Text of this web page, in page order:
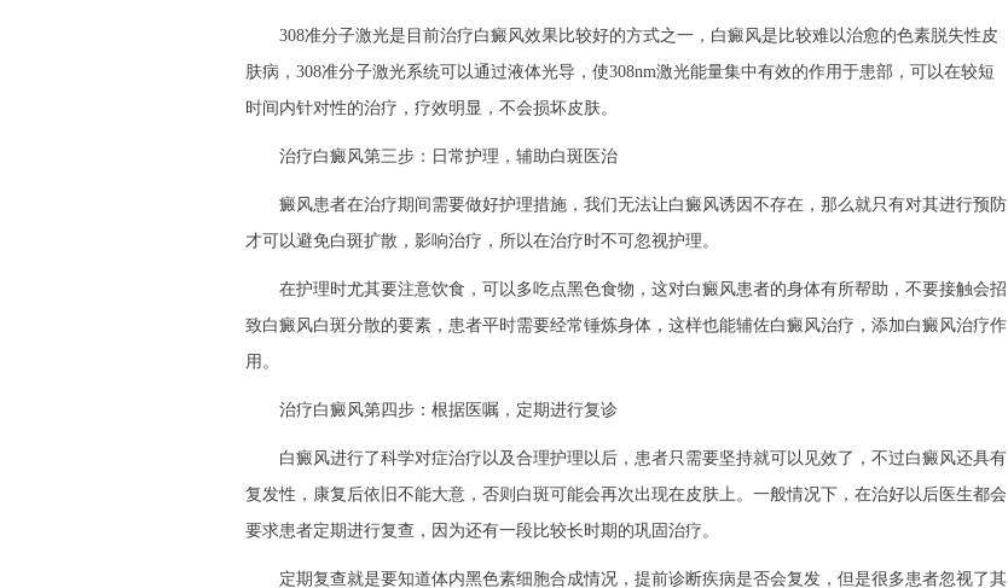
308准分子激光是目前治疗白癜风效果比较好的方式之一，白癜风是比较难以治愈的色素脱失性皮
肤病，308准分子激光系统可以通过液体光导，使308nm激光能量集中有效的作用于患部，可以在较短
时间内针对性的治疗，疗效明显，不会损坏皮肤。
治疗白癜风第三步：日常护理，辅助白斑医治
癜风患者在治疗期间需要做好护理措施，我们无法让白癜风诱因不存在，那么就只有对其进行预防
才可以避免白斑扩散，影响治疗，所以在治疗时不可忽视护理。
在护理时尤其要注意饮食，可以多吃点黑色食物，这对白癜风患者的身体有所帮助，不要接触会招
致白癜风白斑分散的要素，患者平时需要经常锤炼身体，这样也能辅佐白癜风治疗，添加白癜风治疗作
用。
治疗白癜风第四步：根据医嘱，定期进行复诊
白癜风进行了科学对症治疗以及合理护理以后，患者只需要坚持就可以见效了，不过白癜风还具有
复发性，康复后依旧不能大意，否则白斑可能会再次出现在皮肤上。一般情况下，在治好以后医生都会
要求患者定期进行复查，因为还有一段比较长时期的巩固治疗。
定期复查就是要知道体内黑色素细胞合成情况，提前诊断疾病是否会复发，但是很多患者忽视了其